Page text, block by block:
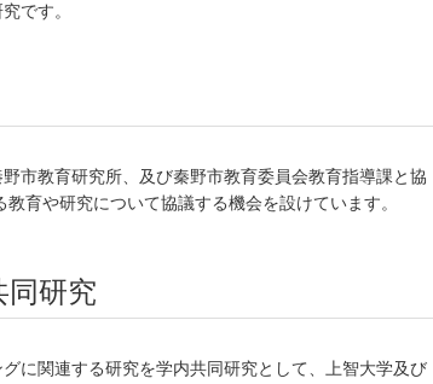
です。
市教育研究所、及び秦野市教育委員会教育指導課と協
育や研究について協議する機会を設けています。
同研究
に関連する研究を学内共同研究として、上智大学及び